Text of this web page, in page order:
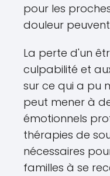
pour les
douleur
La perte d'un
culpabilité et
sur ce qui a pu
peut mener à
émotionnels
thérapies de
nécessaires
familles à se